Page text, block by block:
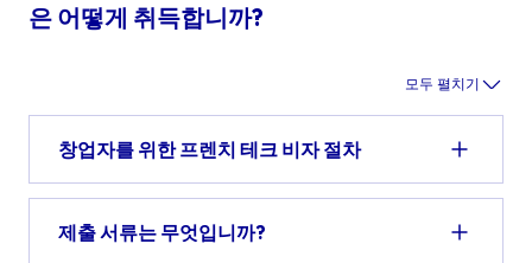
은 어떻게 취득합니까?
모두 펼치기
창업자를 위한 프렌치 테크 비자 절차
제출 서류는 무엇입니까?